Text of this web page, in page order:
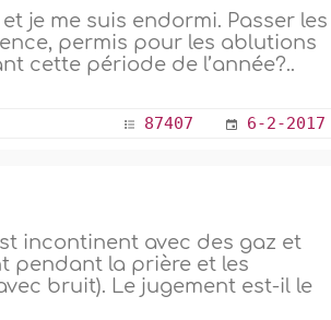
je me suis endormi. Passer les
permis pour les ablutions
cette période de l’année?..
87407 6-2-2017
incontinent avec des gaz et
pendant la prière et les
bruit). Le jugement est-il le